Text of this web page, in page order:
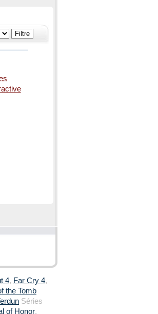
4, Far Cry 4,
the Tomb
Séries
of Honor,